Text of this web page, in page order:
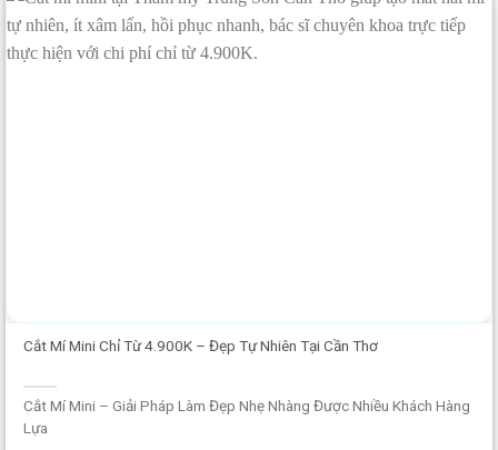
Cắt Mí Mini Chỉ Từ 4.900K – Đẹp Tự Nhiên Tại Cần Thơ
Cắt Mí Mini – Giải Pháp Làm Đẹp Nhẹ Nhàng Được Nhiều Khách Hàng
Lựa